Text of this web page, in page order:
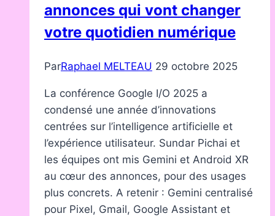
annonces qui vont changer
votre quotidien numérique
ParRaphael MELTEAU 29 octobre 2025
La conférence Google I/O 2025 a
condensé une année d’innovations
centrées sur l’intelligence artificielle et
l’expérience utilisateur. Sundar Pichai et
les équipes ont mis Gemini et Android XR
au cœur des annonces, pour des usages
plus concrets. A retenir : Gemini centralisé
pour Pixel, Gmail, Google Assistant et